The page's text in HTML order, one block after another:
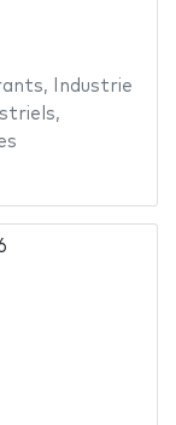
,
Industrie
,